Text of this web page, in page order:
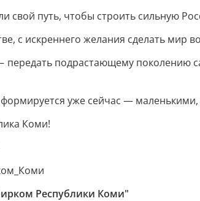
свой путь, чтобы строить сильную
с искреннего желания сделать мир
подрастающему поколению
уже сейчас —
Коми!
Республики Коми"